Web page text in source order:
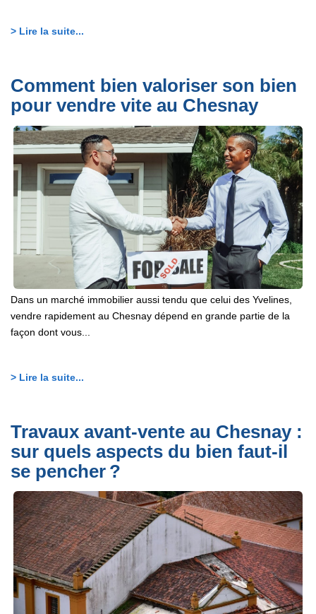
> Lire la suite...
Comment bien valoriser son bien
pour vendre vite au Chesnay
Dans un marché immobilier aussi tendu que celui des Yvelines,
vendre rapidement au Chesnay dépend en grande partie de la
façon dont vous...
> Lire la suite...
Travaux avant-vente au Chesnay :
sur quels aspects du bien faut-il
se pencher ?